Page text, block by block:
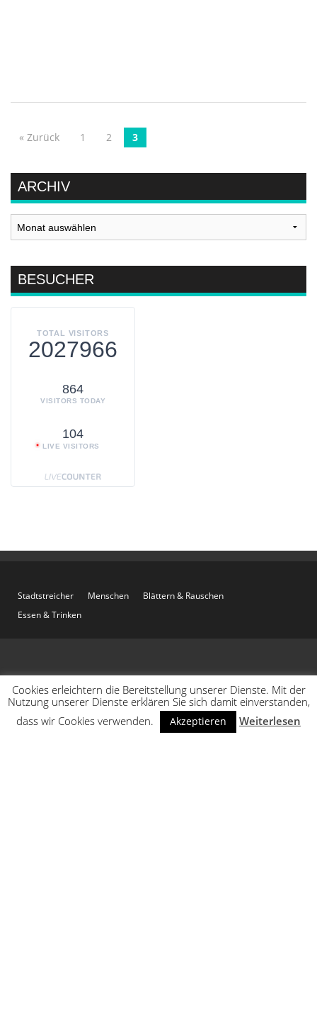
POST NAVIGATION
« Zurück 1 2 3
ARCHIV
Archiv
BESUCHER
TOTAL VISITORS
2027966
864
VISITORS TODAY
104
LIVE VISITORS
Stadtstreicher Menschen
Blättern & Rauschen
Essen & Trinken
Cookies erleichtern die Bereitstellung unserer Dienste. Mit der
Nutzung unserer Dienste erklären Sie sich damit einverstanden,
dass wir Cookies verwenden.
Akzeptieren Weiterlesen